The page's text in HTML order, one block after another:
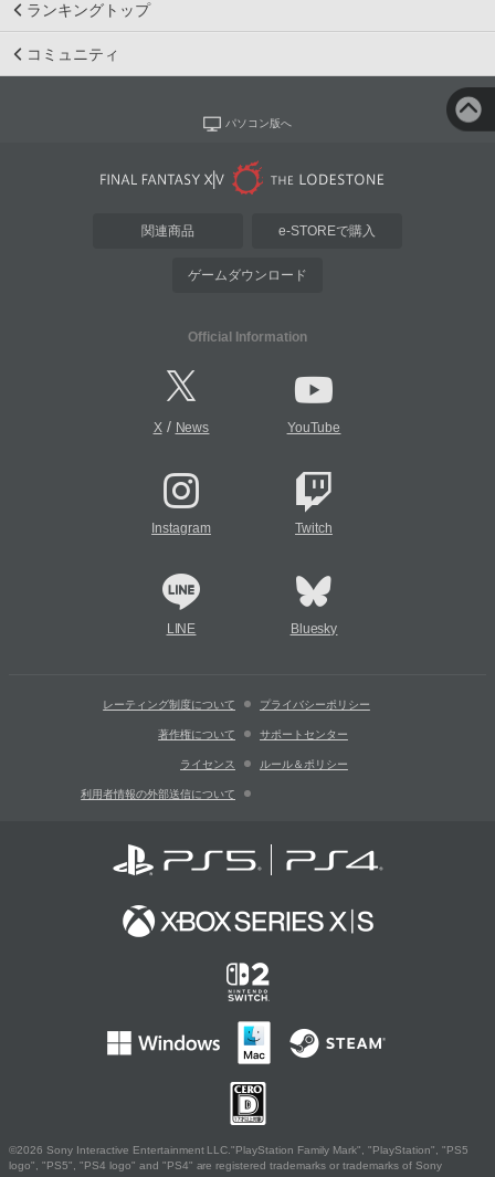
ランキングトップ
コミュニティ
パソコン版へ
関連商品 e-STOREで購入
ゲームダウンロード
Official Information
X/ News YouTube
Instagram Twitch
LINE Bluesky
レーティング制度について プライバシーポリシー
著作権について サポートセンター
ライセンス ルール＆ポリシー
利用者情報の外部送信について
©2026 Sony Interactive Entertainment LLC."PlayStation Family Mark", "PlayStation", "PS5
logo", "PS5", "PS4 logo" and "PS4" are registered trademarks or trademarks of Sony